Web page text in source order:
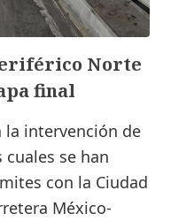
Norte
final
la intervención de
se han
con la Ciudad
México-